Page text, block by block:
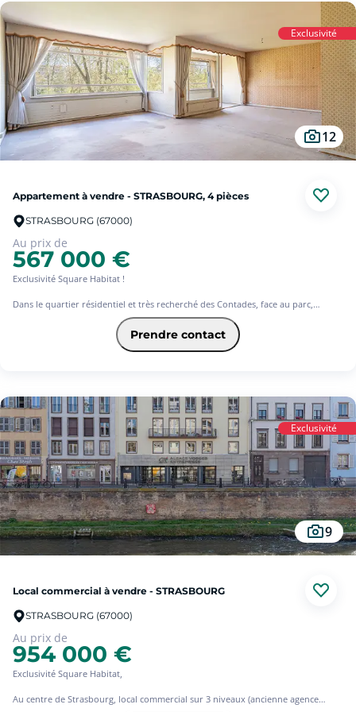
Exclusivité
12
Appartement à vendre - STRASBOURG, 4 pièces
STRASBOURG (67000)
Au prix de
567 000 €
Exclusivité Square Habitat !
Dans le quartier résidentiel et très recherché des Contades, face au parc,
spacieux appartement de standing de 132 M² environ à rénover.
Ce bien, rare se compose de 3 chambres, d'une cuisine indépendante, d'une
loggia, d'une salle de bains et d'un vaste et lumineux salon / salle à manger avec
véranda, cet appartement dispose également d'une cave et d'un double garage
établissements scolaires, institutions culturelles et tramway et autres transports
en commun.
Garantie Revente 7 ans offerte !
Pour toute information, contacter Hubert OURCET au 06.42.45.81.12 ou par
mail hubert.ourcet@squarehabitat.fr
Les informations sur les risques auxquels ce bien est exposé sont disponibles
sur le site Géorisques : www.georisques.gouv.fr
Prendre contact
Exclusivité
9
Local commercial à vendre - STRASBOURG
STRASBOURG (67000)
Au prix de
954 000 €
Exclusivité Square Habitat,
Au centre de Strasbourg, local commercial sur 3 niveaux (ancienne agence